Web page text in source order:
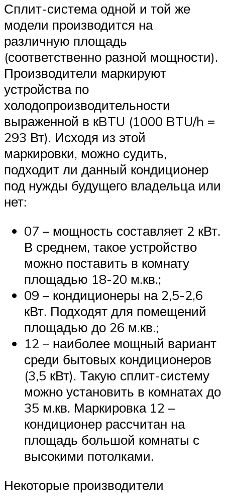
Сплит-система одной и той же
модели производится на
различную площадь
(соответственно разной мощности).
Производители маркируют
устройства по
холодопроизводительности
выраженной в кBTU (1000 BTU/h =
293 Вт). Исходя из этой
маркировки, можно судить,
подходит ли данный кондиционер
под нужды будущего владельца или
нет:
07 – мощность составляет 2 кВт.
В среднем, такое устройство
можно поставить в комнату
площадью 18-20 м.кв.;
09 – кондиционеры на 2,5-2,6
кВт. Подходят для помещений
площадью до 26 м.кв.;
12 – наиболее мощный вариант
среди бытовых кондиционеров
(3,5 кВт). Такую сплит-систему
можно установить в комнатах до
35 м.кв. Маркировка 12 –
кондиционер рассчитан на
площадь большой комнаты с
высокими потолками.
Некоторые производители